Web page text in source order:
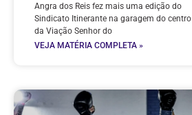
Angra dos Reis fez mais uma edição do
Sindicato Itinerante na garagem do centro
da Viação Senhor do
VEJA MATÉRIA COMPLETA »